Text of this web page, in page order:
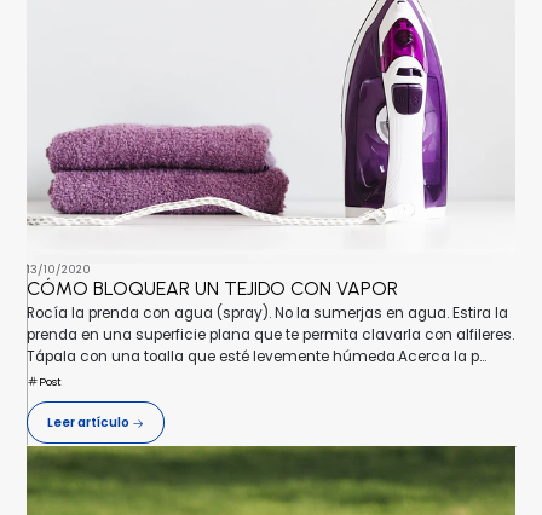
13/10/2020
CÓMO BLOQUEAR UN TEJIDO CON VAPOR
Rocía la prenda con agua (spray). No la sumerjas en agua. Estira la
prenda en una superficie plana que te permita clavarla con alfileres.
Tápala con una toalla que esté levemente húmeda.Acerca la p...
Post
Leer artículo